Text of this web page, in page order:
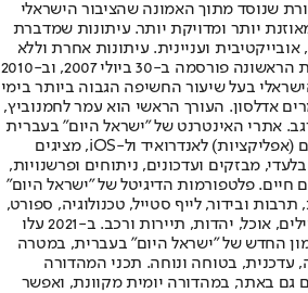
שנוסד מתוך האמונה שהציבור הישראלי
יותר ומדויקת יותר. עיתונות שמדברת
ועניינית. עיתונות אחרת וללא
תשלום. המהדורה המודפסת הראשונה פורסמה ב-30 ביולי 2007, וב-2010
בעל שיעור החשיפה הגבוה ביותר בימי
אדלסון. העורך הראשי הוא עמר לחמנוביץ,
אתרי האינטרנט של "ישראל היום" בעברית
ובאנגלית, כמו כן היישומונים (אפליקציות) לאנדרואיד ול-iOS, מציגים
מבזקים ועדכונים, ניתוחים ופרשנויות,
חיים. פלטפורמות הדיגיטל של "ישראל היום"
ובידור, לייף סטייל, טכנולוגיה, ספורט,
כלכלה וצרכנות, בריאות, חיילים, אוכל, יהדות, תיירות ורכב. ב-2021 עלו
החדש של "ישראל היום" בעברית, במטרה
עדכנית, בטוחה ונוחה. תכני המהדורה
גם באתר, במהדורה יומית מקוונת, ואפשר